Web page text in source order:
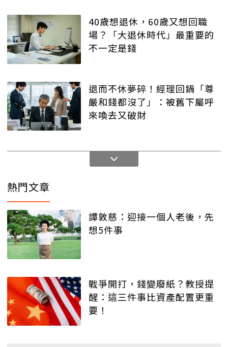
40歲想退休，60歲又想回職
場？「大退休時代」最重要的
不一定是錢
退而不休夢碎！經理回鍋「尊
嚴和錢都沒了」：被舊下屬呼
來喚去又破財
熱門文章
譚敦慈：迎接一個人老後，先
想5件事
戰爭開打，錢變廢紙？教授提
醒：這三件事比資產配置更重
要！